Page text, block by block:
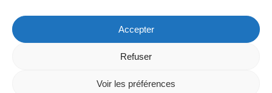
Accepter
Refuser
Voir les préférences